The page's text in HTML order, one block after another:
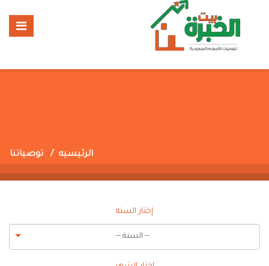
الرئيسيه توصياتنا
إختار السنه
-- السنة --